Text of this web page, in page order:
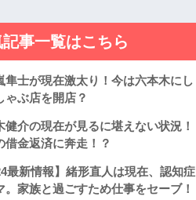
記事一覧はこちら
隼士が現在激太り！今は六本木にし
ゃぶ店を開店？
健介の現在が見るに堪えない状況！
借金返済に奔走！？
最新情報】緒形直人は現在、認知症
。家族と過ごすため仕事をセーブ！